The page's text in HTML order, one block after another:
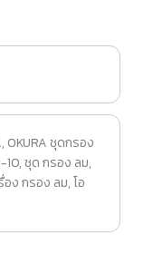
, OKURA ชุดกรอง
10,ชุด กรอง ลม,
อง กรอง ลม,โอ